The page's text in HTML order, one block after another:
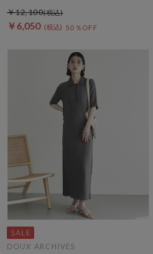
￥6,050 50％OFF
￥12,100
DOUX ARCHIVES